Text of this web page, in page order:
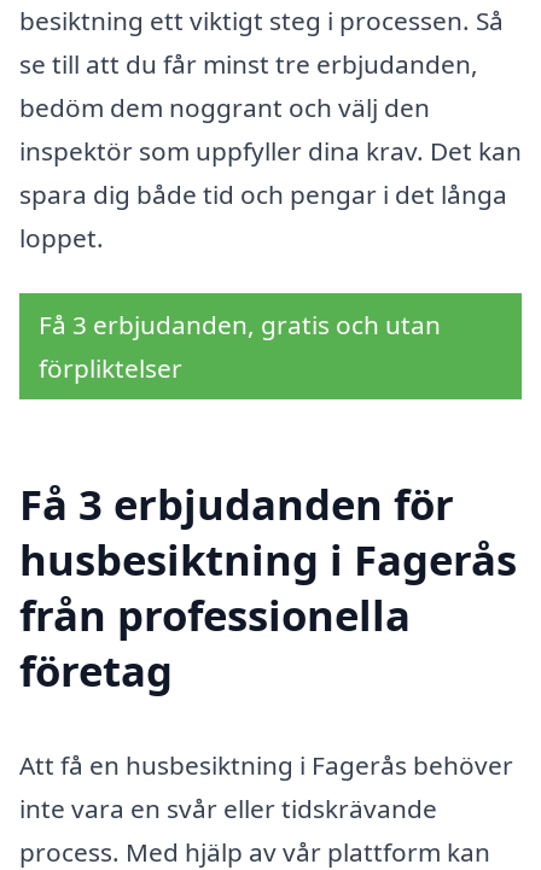
besiktning ett viktigt steg i processen. Så
se till att du får minst tre erbjudanden,
bedöm dem noggrant och välj den
inspektör som uppfyller dina krav. Det kan
spara dig både tid och pengar i det långa
loppet.
Få 3 erbjudanden, gratis och utan
förpliktelser
Få 3 erbjudanden för
husbesiktning i Fagerås
från professionella
företag
Att få en husbesiktning i Fagerås behöver
inte vara en svår eller tidskrävande
process. Med hjälp av vår plattform kan